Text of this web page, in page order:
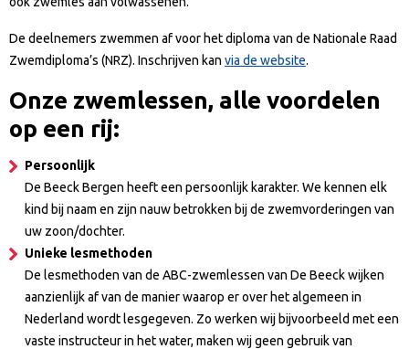
De deelnemers zwemmen af voor het diploma van de Nationale Raad
Zwemdiploma’s (NRZ). Inschrijven kan via de website.
Onze zwemlessen, alle voordelen
op een rij:
Persoonlijk
De Beeck Bergen heeft een persoonlijk karakter. We kennen elk
kind bij naam en zijn nauw betrokken bij de zwemvorderingen van
uw zoon/dochter.
Unieke lesmethoden
De lesmethoden van de ABC-zwemlessen van De Beeck wijken
aanzienlijk af van de manier waarop er over het algemeen in
Nederland wordt lesgegeven. Zo werken wij bijvoorbeeld met een
vaste instructeur in het water, maken wij geen gebruik van